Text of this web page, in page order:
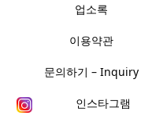
업소록
이용약관
문의하기 – Inquiry
인스타그램